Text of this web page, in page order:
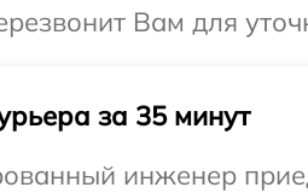
Вам для
за 35 минут
инженер